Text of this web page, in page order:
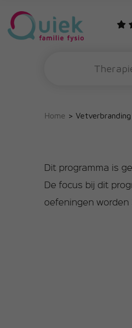
Home > Vetverbranding
Dit programma is
De focus bij dit
oefeningen worden